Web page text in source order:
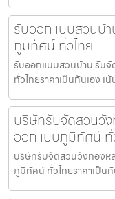
รับออกแบบสวนบ้
ภูมิทัศน์ ทั่วไทย
รับออกแบบสวนบ้าน รับ
ทั่วไทยราคาเป็นกันเอง
บริษัทรับจัดสวนวั
ออกแบบภูมิทัศน์ ทั่
บริษัทรับจัดสวนวังทองห
ภูมิทัศน์ ทั่วไทยราคาเป็น